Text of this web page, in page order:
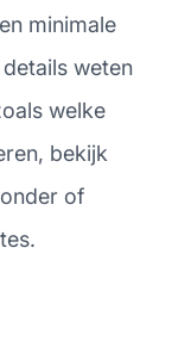
minimale
weten
welke
bekijk
of